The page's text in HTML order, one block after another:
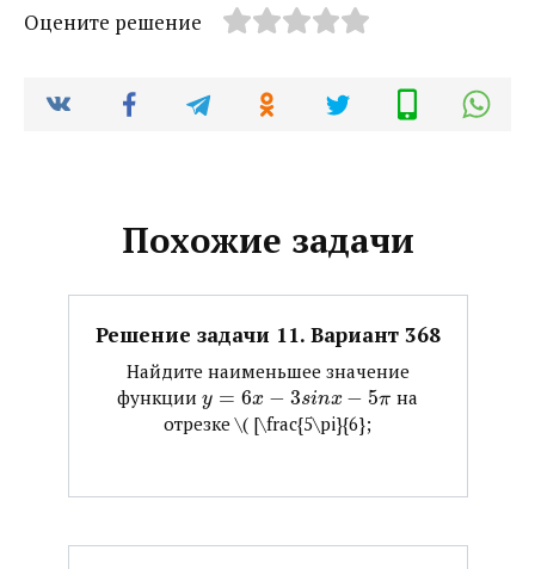
Оцените решение
Похожие задачи
Решение задачи 11. Вариант 368
Найдите наименьшее значение
функции ​ y = 6x − 3sinx − 5π ​ на
отрезке ​\( [\frac{5\pi}{6};